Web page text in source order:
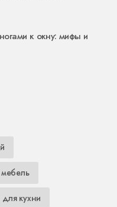
к окну: мифы и
мебель
кухни